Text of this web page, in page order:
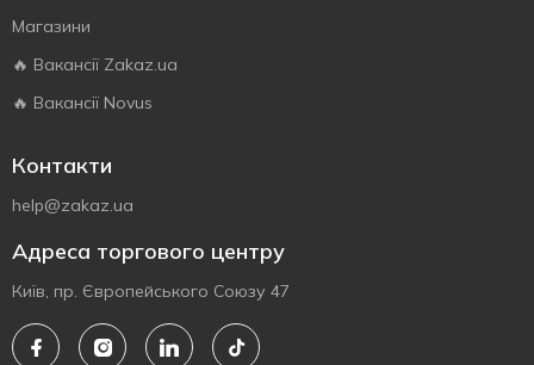
Магазини
🔥 Вакансії Zakaz.ua
🔥 Вакансії Novus
Контакти
help@zakaz.ua
Адреса торгового центру
Київ, пр. Європейського Союзу 47